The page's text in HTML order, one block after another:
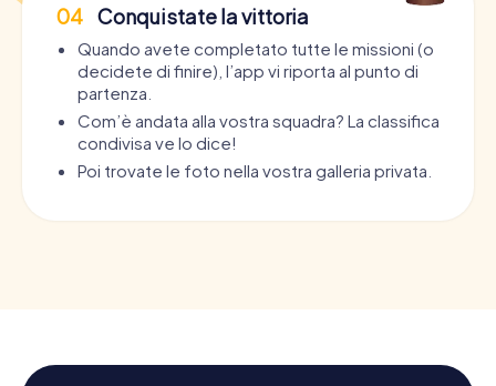
04 Conquistate la vittoria
Quando avete completato tutte le missioni (o
decidete di finire), l’app vi riporta al punto di
partenza.
Com’è andata alla vostra squadra? La classifica
condivisa ve lo dice!
Poi trovate le foto nella vostra galleria privata.